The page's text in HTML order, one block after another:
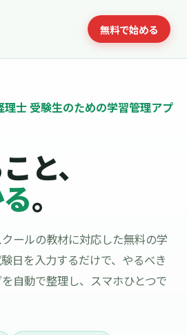
無料で始める
理士 受験生のための学習管理アプ
と、
。
ールの教材に対応した無料の学
日を入力するだけで、やるべき
自動で整理し、スマホひとつで